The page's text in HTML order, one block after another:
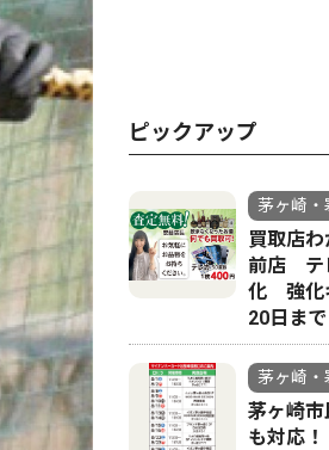
ピックアップ
茅ヶ崎・
買取店
前店 テ
化 強化
20日まで
茅ヶ崎・
茅ヶ崎
も対応